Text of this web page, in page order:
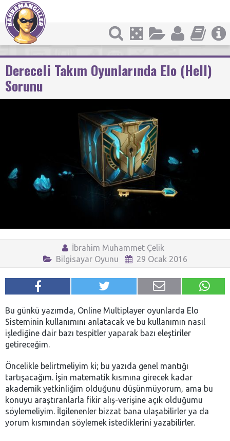
Dereceli Takım Oyunlarında Elo (Hell)
Sorunu
İbrahim Muhammet Çelik
Bilgisayar Oyunu
29 Ocak 2016
Bu günkü yazımda, Online Multiplayer oyunlarda Elo
Sisteminin kullanımını anlatacak ve bu kullanımın nasıl
işlediğine dair bazı tespitler yaparak bazı eleştiriler
getireceğim.
Öncelikle belirtmeliyim ki; bu yazıda genel mantığı
tartışacağım. İşin matematik kısmına girecek kadar
akademik yetkinliğim olduğunu düşünmüyorum, ama bu
konuyu araştıranlarla fikir alış-verişine açık olduğumu
söylemeliyim. İlgilenenler bizzat bana ulaşabilirler ya da
yorum kısmından söylemek istediklerini yazabilirler.